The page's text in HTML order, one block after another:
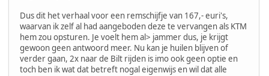
Dus dit het verhaal voor een remschijfje van 167,- euri's,
waarvan ik zelf al had aangeboden deze te vervangen als KTM
hem zou opsturen. Je voelt hem al> jammer dus, je krijgt
gewoon geen antwoord meer. Nu kan je huilen blijven of
verder gaan, 2x naar de Bilt rijden is imo ook geen optie en
toch ben ik wat dat betreft nogal eigenwijs en wil dat alle